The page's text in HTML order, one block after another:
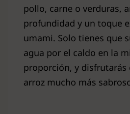
pollo, carne o verduras,
profundidad y un toque
umami. Solo tienes que
agua por el caldo en la
proporción, y disfrutarás
arroz mucho más